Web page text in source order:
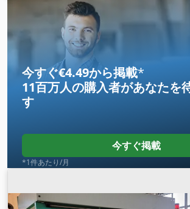
今すぐ€4.49から掲載*
11百万人の購入者があなたを
す
今すぐ掲載
*1件あたり/月